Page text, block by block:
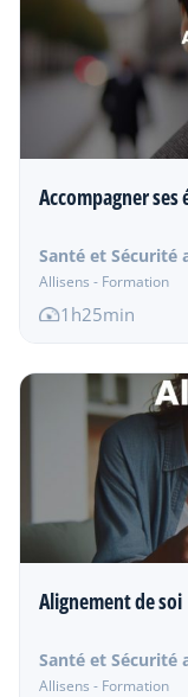
Accompagner
Santé et Sécurité
Allisens - Formation
1h25min
Alignement de soi
Santé et Sécurité
Allisens - Formation